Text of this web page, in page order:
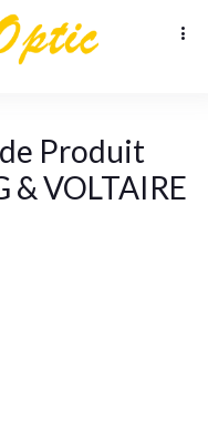
Produit
& VOLTAIRE